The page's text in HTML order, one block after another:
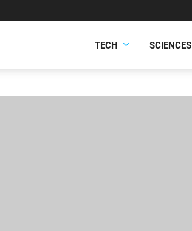
TECH SCIENCES